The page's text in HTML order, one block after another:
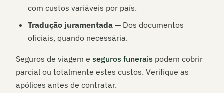
com custos variáveis por país.
Tradução juramentada — Dos documentos
oficiais, quando necessária.
Seguros de viagem e seguros funerais podem cobrir
parcial ou totalmente estes custos. Verifique as
apólices antes de contratar.